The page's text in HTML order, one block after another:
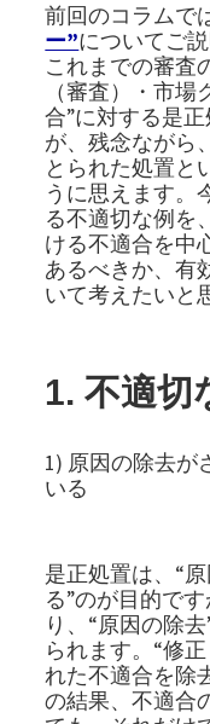
前回のコラムで
ー”についてご
これまでの審査
（審査）・市
合”に対する是
が、残念ながら
とられた処置と
うに思えます。
る不適切な例を
ける不適合を中
あるべきか、有
いて考えたいと
1. 不適切
1) 原因の除去が
いる
是正処置は、“
る”のが目的で
り、“原因の除
られます。“修
れた不適合を除
の結果、不適合